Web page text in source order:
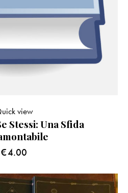
Stessi: Una Sfida
€4.00
view